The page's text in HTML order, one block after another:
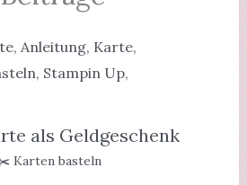
als Geldgeschenk
Karten basteln